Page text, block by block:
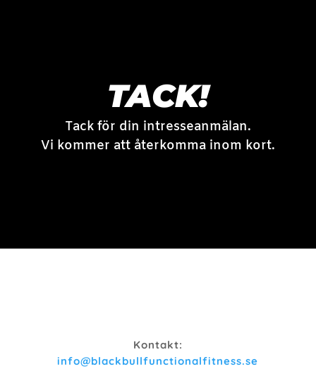
TACK!
Tack för din intresseanmälan.
Vi kommer att återkomma inom kort.
Kontakt:
info@blackbullfunctionalfitness.se